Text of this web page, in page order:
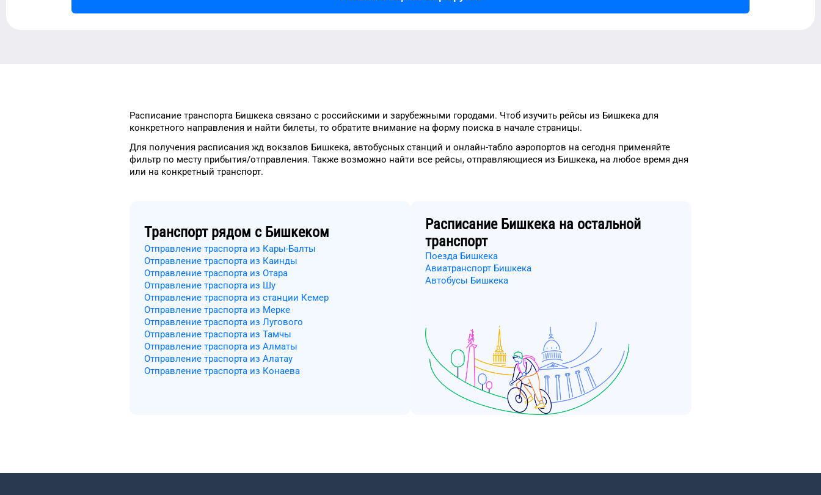
Расписание транспорта Бишкека связано с российскими и зарубежными городами. Чтоб изучить рейсы из Бишкека для
конкретного направления и найти билеты, то обратите внимание на форму поиска в начале страницы.
Для получения расписания жд вокзалов Бишкека, автобусных станций и онлайн-табло аэропортов на сегодня применяйте
фильтр по месту прибытия/отправления. Также возможно найти все рейсы, отправляющиеся из Бишкека, на любое время дня
или на конкретный транспорт.
Транспорт рядом с Бишкеком
Отправление траспорта из Кары-Балты
Отправление траспорта из Каинды
Отправление траспорта из Отара
Отправление траспорта из Шу
Отправление траспорта из станции Кемер
Отправление траспорта из Мерке
Отправление траспорта из Лугового
Отправление траспорта из Тамчы
Отправление траспорта из Алматы
Отправление траспорта из Алатау
Отправление траспорта из Конаева
Расписание Бишкека на остальной
транспорт
Поезда Бишкека
Авиатранспорт Бишкека
Автобусы Бишкека